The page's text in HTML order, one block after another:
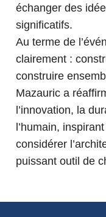
échanger des
significatifs.
Au terme de
clairement :
construire
Mazauric a
l’innovation, la
l’humain,
considérer
puissant outil de